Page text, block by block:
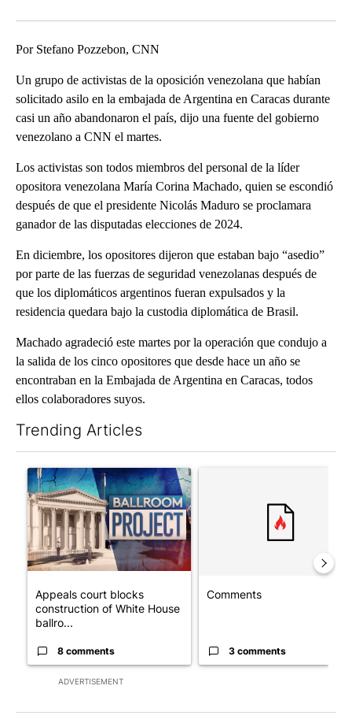
Por Stefano Pozzebon, CNN
Un grupo de activistas de la oposición venezolana que habían
solicitado asilo en la embajada de Argentina en Caracas durante
casi un año abandonaron el país, dijo una fuente del gobierno
venezolano a CNN el martes.
Los activistas son todos miembros del personal de la líder
opositora venezolana María Corina Machado, quien se escondió
después de que el presidente Nicolás Maduro se proclamara
ganador de las disputadas elecciones de 2024.
En diciembre, los opositores dijeron que estaban bajo “asedio”
por parte de las fuerzas de seguridad venezolanas después de
que los diplomáticos argentinos fueran expulsados y la
residencia quedara bajo la custodia diplomática de Brasil.
Machado agradeció este martes por la operación que condujo a
la salida de los cinco opositores que desde hace un año se
encontraban en la Embajada de Argentina en Caracas, todos
ellos colaboradores suyos.
Trending Articles
ADVERTISEMENT
A trending article titled "Appeals court blocks construction of
Appeals court blocks
construction of White House
ballro...
8 comments
Comments
3 comments